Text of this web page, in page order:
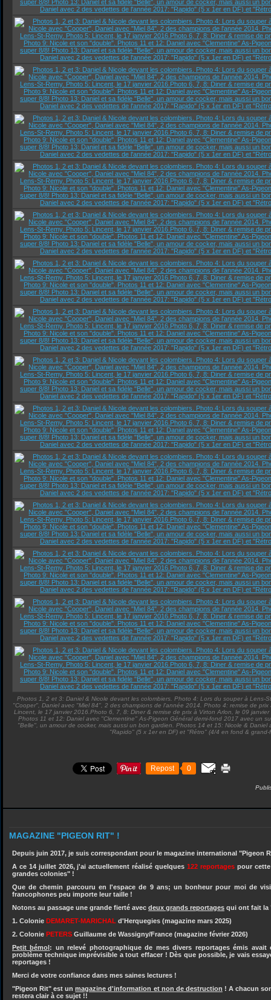
Photos 1, 2 et 3: Daniel & Nicole devant les colombiers. Photo 4: Lors du souper à Lens-
"Cooper", Daniel avec "Miel 84", 2 des champions de l'année 2014. Photo 4: remise de
Lincent, le 17 janvier 2016.Photo 6, 7, 8: Diner & remise de prix à Virton Arlon, le 09
Photos 11 et 12: Daniel avec "Clementine" As-Pigeon Général demi-fond 2017 avec un
"Belle", un amour de cocker, mais aussi un bon gardien. Photos 14 et 15: Nicole &
"Rapido" (5 x 1er en DF) et "Rétro" (4/4 en fond & grand-
Repost 0
MAGAZINE "PIGEON RIT" !
Depuis juin 2017, je suis correspondant pour le magazine international "Pigeon
A ce 14 juillet 2026, j'ai actuellement réalisé quelques 122 reportagespour cette
grandes colonies" !
Que de chemin parcouru en l'espace de 9 ans; un bonheur pour moi de
francophones peu importe leur taille !
Notons au passage une grande fierté avec deux grands reportages qui ont fait la
1. Colonie DEMARET-MARICHAL d'Herquegies (magazine mars 2025)
2. Colonie PETERS Guillaume de Wassigny/France (magazine février 2026)
Petit bémol: un relevé photographique de mes divers reportages émis
problème technique imprévisible a tout effacer ! Dès que possible, je vais
reportages !
Merci de votre confiance dans mes saines lectures !
"Pigeon Rit" est unmagazine d'information et non de destruction ! A chacun
restera clair à ce sujet !!